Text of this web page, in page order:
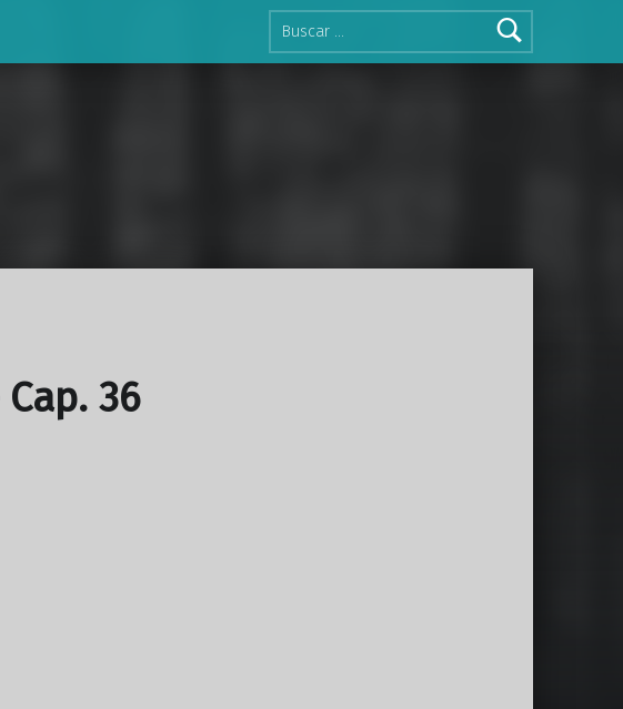
Buscar:
36